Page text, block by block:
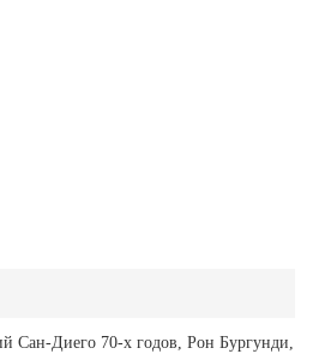
Сан-Диего 70-х годов, Рон Бургунди,